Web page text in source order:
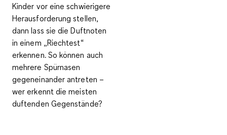
Kinder vor eine schwierigere
Herausforderung stellen,
dannlass sie die Duftnoten
in einem „Riechtest“
erkennen. So können auch
mehrere Spürnasen
gegeneinander antreten –
wer erkennt die meisten
duftenden Gegenstände?